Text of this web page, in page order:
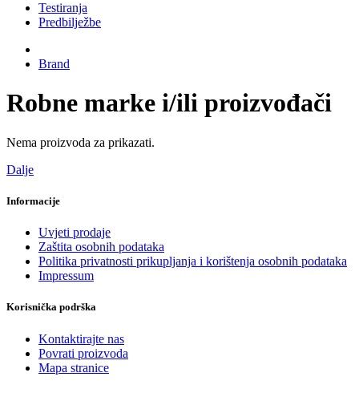
Testiranja
Predbilježbe
Brand
Robne marke i/ili proizvođači
Nema proizvoda za prikazati.
Dalje
Informacije
Uvjeti prodaje
Zaštita osobnih podataka
Politika privatnosti prikupljanja i korištenja osobnih podataka
Impressum
Korisnička podrška
Kontaktirajte nas
Povrati proizvoda
Mapa stranice